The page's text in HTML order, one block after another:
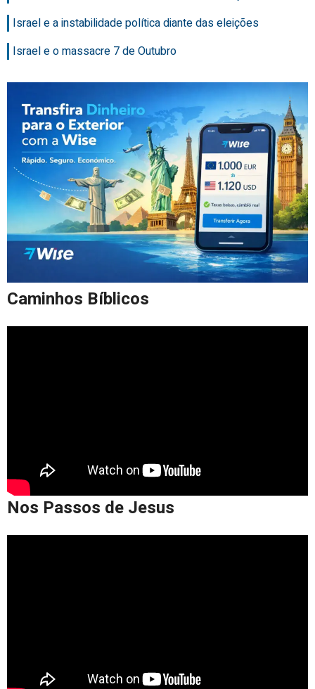
Israel e a instabilidade política diante das eleições
Israel e o massacre 7 de Outubro
Caminhos Bíblicos
Nos Passos de Jesus